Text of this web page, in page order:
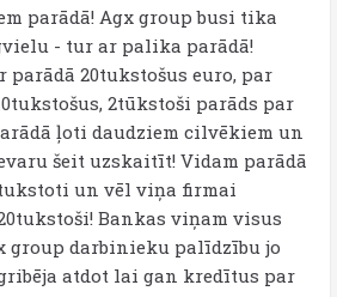
parādā! Agx group busi tika
- tur ar palika parādā!
20tukstošus euro, par
2tūkstoši parāds par
ļoti daudziem cilvēkiem un
šeit uzskaitīt! Vidam parādā
un vēl viņa firmai
Bankas viņam visus
group darbinieku palīdzību jo
atdot lai gan kredītus par